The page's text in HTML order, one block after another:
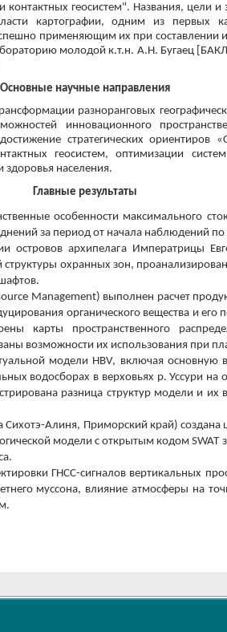
геосистем". Названия, цели
картографии, одним из первых
применяющим их при составлении и
молодой к.т.н. А.Н. Бугаец
Основные научные направления
разноранговых
инновационного
стратегических ориентиров
геосистем, оптимизации
здоровья населения.
Главные результаты
особенности максимального
за период от начала наблюдений по
островов архипелага Императрицы
структуры охранных зон,
Management) выполнен расчет
органического вещества и его
карты пространственного
возможности их использования при
модели HBV, включая основную
водосборах в верховьях р. Уссури
разница структур модели и
Сихотэ-Алиня, Приморский край)
модели с открытым кодом SWAT
ГНСС-сигналов вертикальных
муссона, влияние атмосферы на